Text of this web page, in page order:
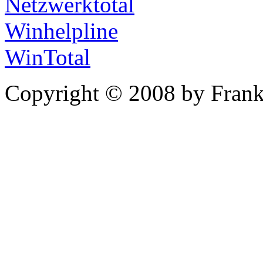
Winhelpline
WinTotal
Copyright © 2008 by